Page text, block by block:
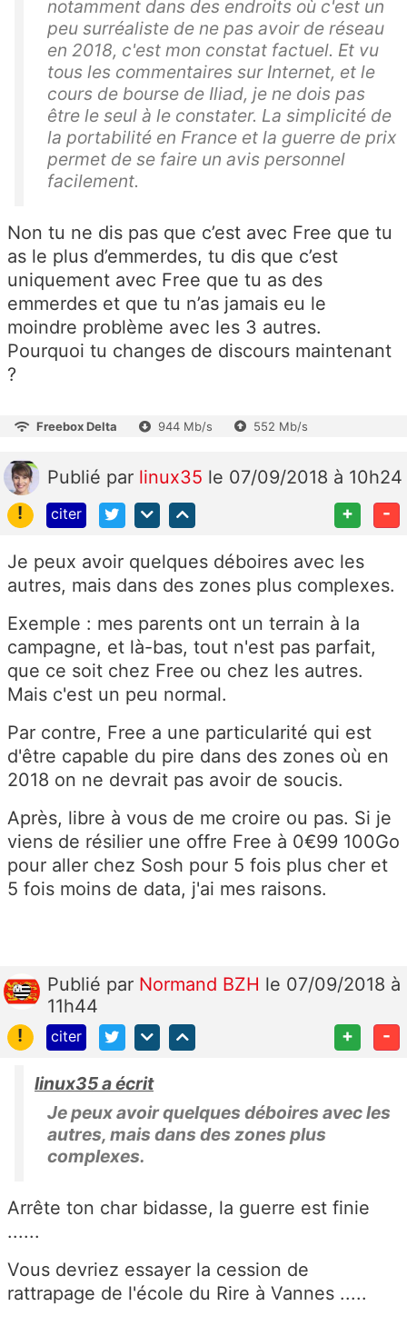
notamment dans des endroits où c'est un
peu surréaliste de ne pas avoir de réseau
en 2018, c'est mon constat factuel. Et vu
tous les commentaires sur Internet, et le
cours de bourse de Iliad, je ne dois pas
être le seul à le constater. La simplicité de
la portabilité en France et la guerre de prix
permet de se faire un avis personnel
facilement.
Non tu ne dis pas que c’est avec Free que tu
as le plus d’emmerdes, tu dis que c’est
uniquement avec Free que tu as des
emmerdes et que tu n’as jamais eu le
moindre problème avec les 3 autres.
Pourquoi tu changes de discours maintenant
?
Freebox Delta 944 Mb/s 552 Mb/s
Publié par linux35 le 07/09/2018 à 10h24
!
citer + -
Je peux avoir quelques déboires avec les
autres, mais dans des zones plus complexes.
Exemple : mes parents ont un terrain à la
campagne, et là-bas, tout n'est pas parfait,
que ce soit chez Free ou chez les autres.
Mais c'est un peu normal.
Par contre, Free a une particularité qui est
d'être capable du pire dans des zones où en
2018 on ne devrait pas avoir de soucis.
Après, libre à vous de me croire ou pas. Si je
viens de résilier une offre Free à 0€99 100Go
pour aller chez Sosh pour 5 fois plus cher et
5 fois moins de data, j'ai mes raisons.
Publié par Normand BZH le 07/09/2018 à
11h44
!
citer + -
linux35 a écrit
Je peux avoir quelques déboires avec les
autres, mais dans des zones plus
complexes.
Arrête ton char bidasse, la guerre est finie
......
Vous devriez essayer la cession de
rattrapage de l'école du Rire à Vannes .....